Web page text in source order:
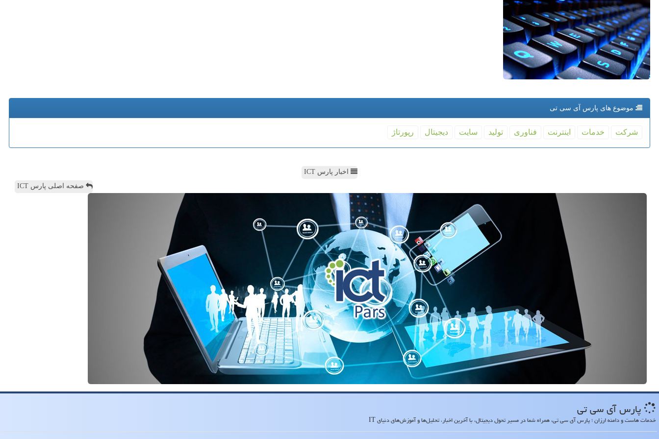
موضوع های پارس آی سی تی
شركت خدمات اینترنت فناوری تولید سایت دیجیتال رپورتاژ
اخبار پارس ICT
صفحه اصلی پارس ICT
پارس آی سی تی
خدمات هاست و دامنه ارزان ؛ پارس آی سی تی، همراه شما در مسیر تحول دیجیتال، با آخرین اخبار، تحلیل‌ها و آموزش‌های دنیای IT